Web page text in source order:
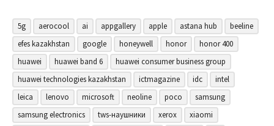
5g aerocool ai appgallery apple astana hub
beeline
efes kazakhstan
google honeywell honor
honor 400
huawei
huawei band 6
huawei consumer business group
huawei technologies kazakhstan
ictmagazine idc
intel
leica
lenovo microsoft neoline poco
samsung
samsung electronics
tws-наушники xerox
xiaomi